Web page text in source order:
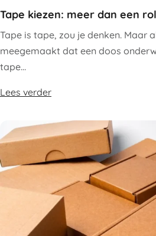
Tape kiezen: meer dan een
Tape is tape, zou je denken. Maar
meegemaakt dat een doos
tape…
Lees verder